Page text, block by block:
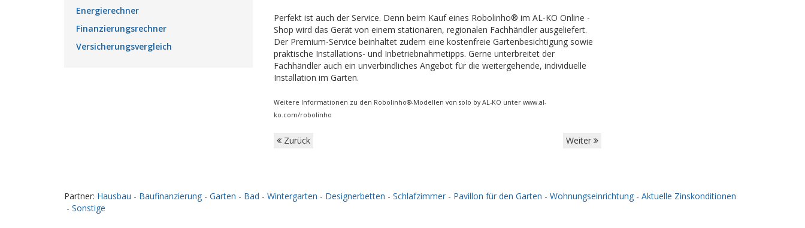
Perfekt ist auch der Service. Denn beim Kauf eines Robolinho® im AL-KO Online -
Shop wird das Gerät von einem stationären, regionalen Fachhändler ausgeliefert.
Der Premium-Service beinhaltet zudem eine kostenfreie Gartenbesichtigung sowie
praktische Installations- und Inbetriebnahmetipps. Gerne unterbreitet der
Fachhändler auch ein unverbindliches Angebot für die weitergehende, individuelle
Installation im Garten.
Weitere Informationen zu den Robolinho®-Modellen von solo by AL-KO unter www.al-
ko.com/robolinho
Zurück Weiter
Energierechner
Finanzierungsrechner
Versicherungsvergleich
Partner: Hausbau - Baufinanzierung - Garten - Bad - Wintergarten - Designerbetten - Schlafzimmer - Pavillon für den Garten - Wohnungseinrichtung - Aktuelle Zinskonditionen
- Sonstige